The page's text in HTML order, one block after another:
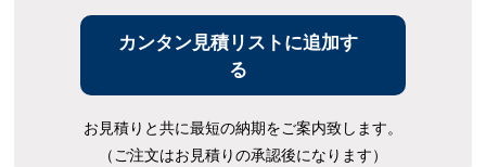
カンタン見積リストに追加す
る
お見積りと共に最短の納期をご案内致します。
（ご注文はお見積りの承認後になります）